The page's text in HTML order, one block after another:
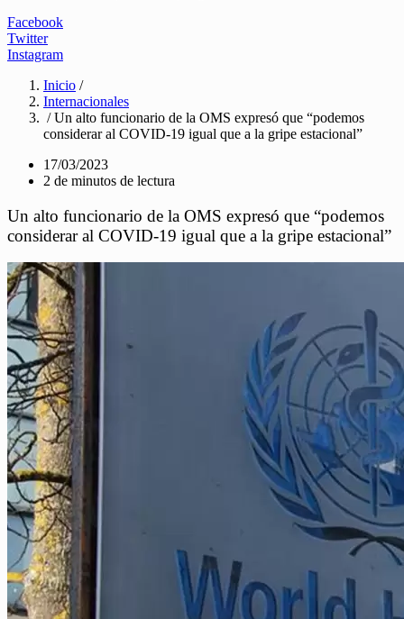
Facebook
Twitter
Instagram
Inicio /
Internacionales
/ Un alto funcionario de la OMS expresó que “podemos
considerar al COVID-19 igual que a la gripe estacional”
17/03/2023
2 de minutos de lectura
Un alto funcionario de la OMS expresó que “podemos
considerar al COVID-19 igual que a la gripe estacional”